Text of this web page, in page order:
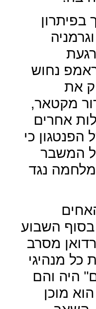
בפיתרון
נחוש
את
מקטאר,
אחרים
כי
המשבר
נגד
השבוע
מסרב
כל מנהיגי
היה והם
מוכן